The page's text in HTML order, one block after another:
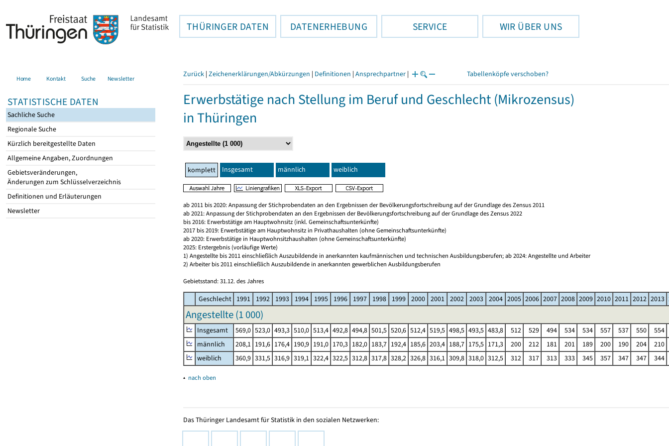
THÜRINGER DATEN DATENERHEBUNG SERVICE WIR ÜBER UNS
Home Kontakt Suche Newsletter
STATISTISCHE DATEN
Sachliche Suche
Regionale Suche
Kürzlich bereitgestellte Daten
Allgemeine Angaben, Zuordnungen
Gebietsveränderungen,
Änderungen zum Schlüsselverzeichnis
Definitionen und Erläuterungen
Newsletter
Zurück | Zeichenerklärungen/Abkürzungen | Definitionen | Ansprechpartner | Tabellenköpfe verschoben?
Erwerbstätige nach Stellung im Beruf und Geschlecht (Mikrozensus)
in Thüringen
komplett Insgesamt männlich weiblich
ab 2011 bis 2020: Anpassung der Stichprobendaten an den Ergebnissen der Bevölkerungsfortschreibung auf der Grundlage des Zensus 2011
ab 2021: Anpassung der Stichprobendaten an den Ergebnissen der Bevölkerungsfortschreibung auf der Grundlage des Zensus 2022
bis 2016: Erwerbstätige am Hauptwohnsitz (inkl. Gemeinschaftsunterkünfte)
2017 bis 2019: Erwerbstätige am Hauptwohnsitz in Privathaushalten (ohne Gemeinschaftsunterkünfte)
ab 2020: Erwerbstätige in Hauptwohnsitzhaushalten (ohne Gemeinschaftsunterkünfte)
2025: Erstergebnis (vorläufige Werte)
1) Angestellte bis 2011 einschließlich Auszubildende in anerkannten kaufmännischen und technischen Ausbildungsberufen; ab 2024: Angestellte und Arbeiter
2) Arbeiter bis 2011 einschließlich Auszubildende in anerkannten gewerblichen Ausbildungsberufen
Gebietsstand: 31.12. des Jahres
Geschlecht 1991 1992 1993 1994 1995 1996 1997 1998 1999 2000 2001 2002 2003 2004 2005 2006 2007 2008 2009 2010 2011 2012 2013
Angestellte (1 000)
Insgesamt 569,0 523,0 493,3 510,0 513,4 492,8 494,8 501,5 520,6 512,4 519,5 498,5 493,5 483,8 512 529 494 534 534 557 537 550
554
männlich
208,1 191,6 176,4 190,9 191,0 170,3 182,0 183,7 192,4 185,6 203,4 188,7 175,5 171,3 200 212 181 201 189 200 190 204
210
weiblich
360,9 331,5 316,9 319,1 322,4 322,5 312,8 317,8 328,2 326,8 316,1 309,8 318,0 312,5 312 317 313 333 345 357 347 347 344
▴ nach oben
Das Thüringer Landesamt für Statistik in den sozialen Netzwerken: